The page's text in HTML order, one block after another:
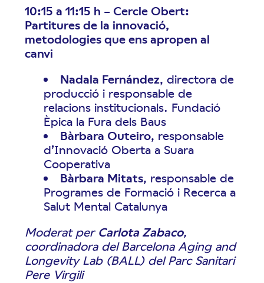
10:15 a 11:15 h – Cercle Obert:
Partitures de la innovació,
metodologies que ens apropen al
canvi
Nadala Fernández, directora de
producció i responsable de
relacions institucionals. Fundació
Èpica la Fura dels Baus
Bàrbara Outeiro, responsable
d’Innovació Oberta a Suara
Cooperativa
Bàrbara Mitats, responsable de
Programes de Formació i Recerca a
Salut Mental Catalunya
Moderat perCarlota Zabaco,
coordinadora del Barcelona Aging and
Longevity Lab (BALL) del Parc Sanitari
Pere Virgili